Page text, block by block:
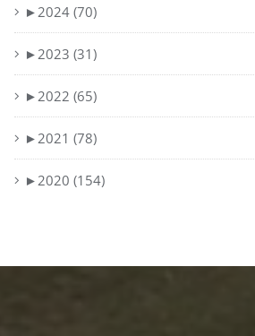
►2024 (70)
►2023 (31)
►2022 (65)
►2021 (78)
►2020 (154)